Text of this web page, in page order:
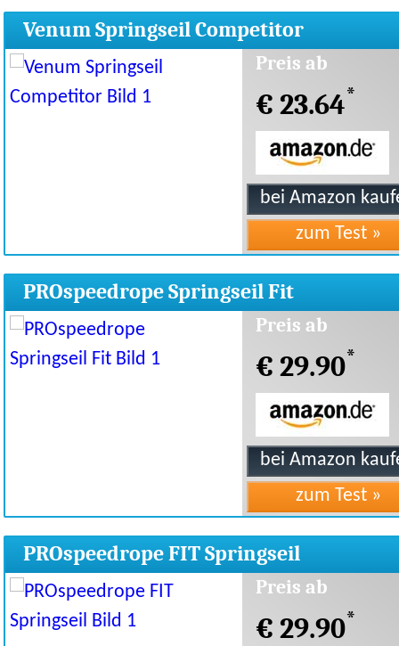
Venum Springseil Competitor
Preis ab
€ 23.64*
PROspeedrope Springseil Fit
Preis ab
€ 29.90*
PROspeedrope FIT Springseil
Preis ab
€ 29.90*